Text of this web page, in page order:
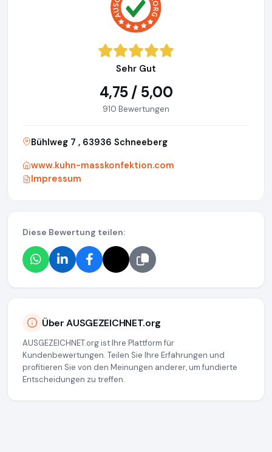
Sehr Gut
4,75 / 5,00
910 Bewertungen
Bühlweg 7 , 63936 Schneeberg
www.kuhn-masskonfektion.com
Impressum
Diese Bewertung teilen:
Über AUSGEZEICHNET.org
AUSGEZEICHNET.org ist Ihre Plattform für
Kundenbewertungen. Teilen Sie Ihre Erfahrungen und
profitieren Sie von den Meinungen anderer, um fundierte
Entscheidungen zu treffen.